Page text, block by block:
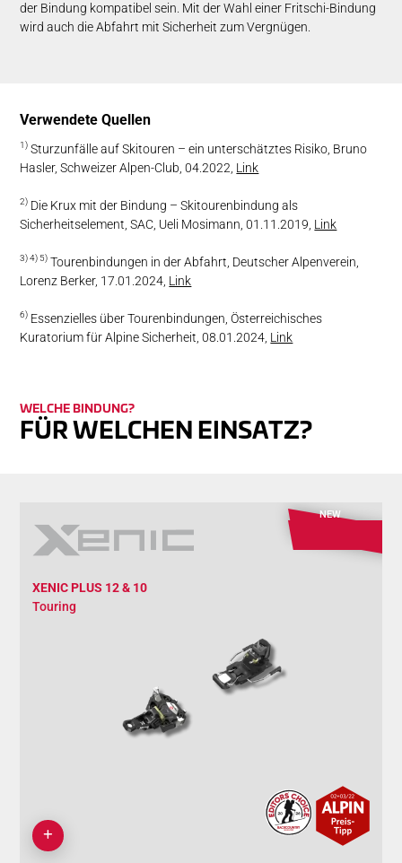
der Bindung kompatibel sein. Mit der Wahl einer Fritschi-Bindung
wird auch die Abfahrt mit Sicherheit zum Vergnügen.
Verwendete Quellen
1) Sturzunfälle auf Skitouren – ein unterschätztes Risiko, Bruno
Hasler, Schweizer Alpen-Club, 04.2022, Link
2) Die Krux mit der Bindung – Skitourenbindung als
Sicherheitselement, SAC, Ueli Mosimann, 01.11.2019, Link
3) 4) 5) Tourenbindungen in der Abfahrt, Deutscher Alpenverein,
Lorenz Berker, 17.01.2024, Link
6) Essenzielles über Tourenbindungen, Österreichisches
Kuratorium für Alpine Sicherheit, 08.01.2024, Link
WELCHE BINDUNG?
FÜR WELCHEN EINSATZ?
NEW
XENIC PLUS 12 & 10
Touring